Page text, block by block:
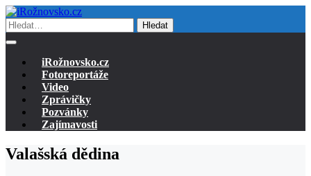
Hledat
iRožnovsko.cz
Fotoreportáže
Video
Zprávičky
Pozvánky
Zajímavosti
Valašská dědina